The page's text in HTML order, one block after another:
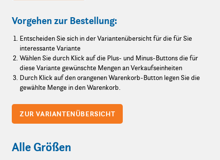
Vorgehen zur Bestellung:
Entscheiden Sie sich in der Variantenübersicht für die für Sie
interessante Variante
Wählen Sie durch Klick auf die Plus- und Minus-Buttons die für
diese Variante gewünschte Mengen an Verkaufseinheiten
Durch Klick auf den orangenen Warenkorb-Button legen Sie die
gewählte Menge in den Warenkorb.
ZUR VARIANTENÜBERSICHT
Alle Größen